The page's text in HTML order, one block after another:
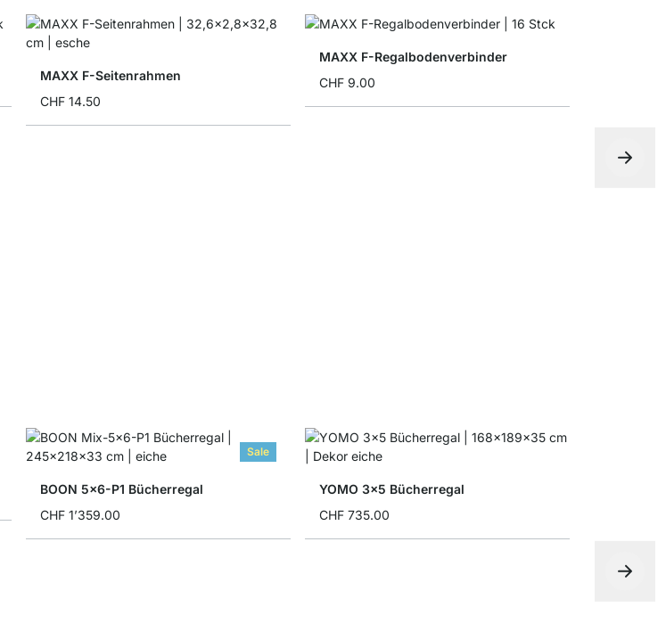
MAXX F-Seitenrahmen
CHF 14.50
MAXX F-Regalbodenverbinder
CHF 9.00
Sale
BOON 5x6-P1 Bücherregal
CHF 1’359.00
YOMO 3x5 Bücherregal
CHF 735.00